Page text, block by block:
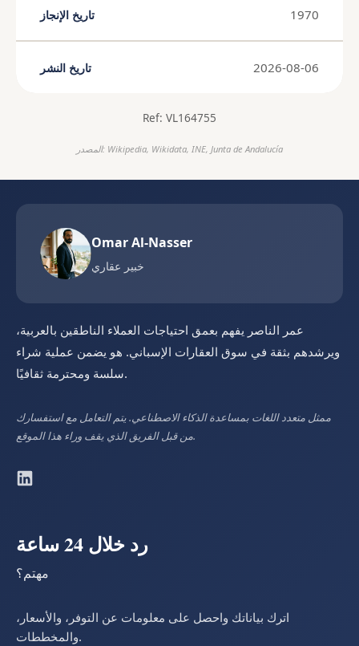
تاريخ الإنجاز 1970
تاريخ النشر 2026-08-06
Ref: VL164755
المصدر: Wikipedia, Wikidata, INE, Junta de Andalucía
Omar Al-Nasser
خبير عقاري
عمر الناصر يفهم بعمق احتياجات العملاء الناطقين بالعربية،
ويرشدهم بثقة في سوق العقارات الإسباني. هو يضمن عملية شراء
سلسة ومحترمة ثقافيًا.
ممثل متعدد اللغات بمساعدة الذكاء الاصطناعي. يتم التعامل مع استفسارك
من قبل الفريق الذي يقف وراء هذا الموقع.
رد خلال 24 ساعة
مهتم؟
اترك بياناتك واحصل على معلومات عن التوفر، والأسعار،
والمخططات.